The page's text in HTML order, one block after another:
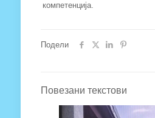
компетенција.
Подели
Повезани текстови